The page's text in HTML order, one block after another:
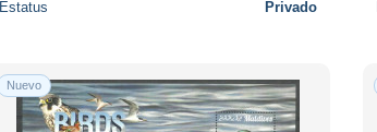
Estatus Privado
Nuevo